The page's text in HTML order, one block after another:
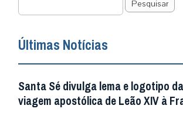
Pesquisar
Últimas Notícias
Santa Sé divulga lema e logotipo da
viagem apostólica de Leão XIV à